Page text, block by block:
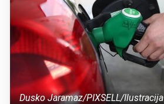
Dusko Jaramaz/PIXSELL/Ilustracija